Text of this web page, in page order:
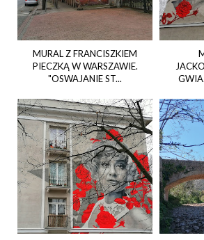
MURAL Z FRANCISZKIEM
PIECZKĄ W WARSZAWIE.
"OSWAJANIE ST...